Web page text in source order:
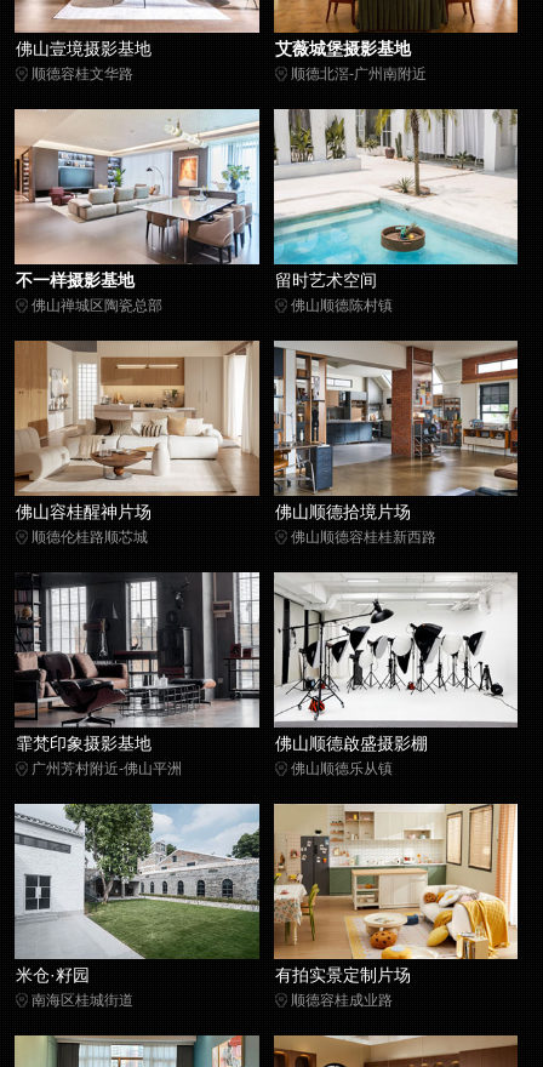
佛山壹境摄影基地
顺德容桂文华路
艾薇城堡摄影基地
顺德北滘-广州南附近
不一样摄影基地
佛山禅城区陶瓷总部
留时艺术空间
佛山顺德陈村镇
佛山容桂醒神片场
顺德伦桂路顺芯城
佛山顺德拾境片场
佛山顺德容桂桂新西路
霏梵印象摄影基地
广州芳村附近-佛山平洲
佛山顺德啟盛摄影棚
佛山顺德乐从镇
米仓·籽园
南海区桂城街道
有拍实景定制片场
顺德容桂成业路